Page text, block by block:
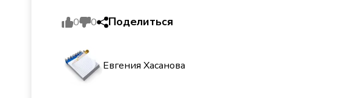
0 0 Поделиться
Евгения Хасанова